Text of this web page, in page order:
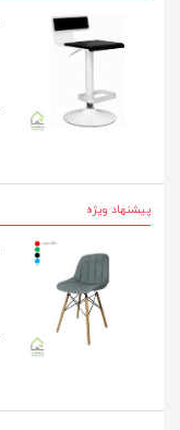
پیشنهاد ویژه